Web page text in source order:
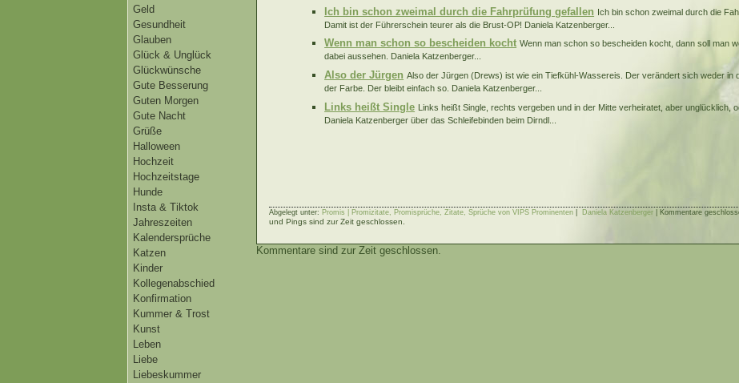
Geld
Gesundheit
Glauben
Glück & Unglück
Glückwünsche
Gute Besserung
Guten Morgen
Gute Nacht
Grüße
Halloween
Hochzeit
Hochzeitstage
Hunde
Insta & Tiktok
Jahreszeiten
Kalendersprüche
Katzen
Kinder
Kollegenabschied
Konfirmation
Kummer & Trost
Kunst
Leben
Liebe
Liebeskummer
Ich bin schon zweimal durch die Fahrprüfung gefallen Ich bin schon zweimal durch die
Damit ist der Führerschein teurer als die Brust-OP! Daniela Katzenberger...
Wenn man schon so bescheiden kocht Wenn man schon so bescheiden kocht, dann soll man
dabei aussehen. Daniela Katzenberger...
Also der Jürgen Also der Jürgen (Drews) ist wie ein Tiefkühl-Wassereis. Der verändert sich weder in
der Farbe. Der bleibt einfach so. Daniela Katzenberger...
Links heißt Single Links heißt Single, rechts vergeben und in der Mitte verheiratet, aber unglücklich,
Daniela Katzenberger über das Schleifebinden beim Dirndl...
Abgelegt unter: Promis | Promizitate, Promisprüche, Zitate, Sprüche von VIPS Prominenten Daniela Katzenberger Kommentare
und Pings sind zur Zeit geschlossen.
Kommentare sind zur Zeit geschlossen.